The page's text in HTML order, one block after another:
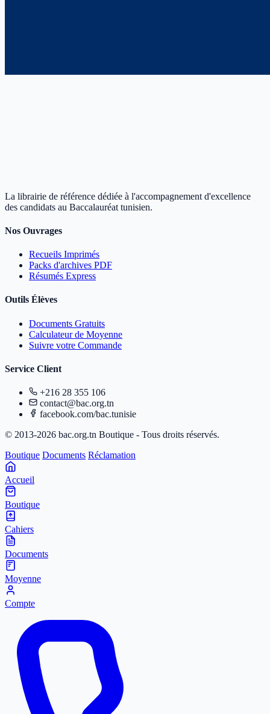
La librairie de référence dédiée à l'accompagnement d'excellence
des candidats au Baccalauréat tunisien.
Nos Ouvrages
Recueils Imprimés
Packs d'archives PDF
Résumés Express
Outils Élèves
Documents Gratuits
Calculateur de Moyenne
Suivre votre Commande
Service Client
+216 28 355 106
contact@bac.org.tn
facebook.com/bac.tunisie
© 2013-2026 bac.org.tn Boutique - Tous droits réservés.
Boutique Documents Réclamation
Accueil
Boutique
Cahiers
Documents
Moyenne
Compte